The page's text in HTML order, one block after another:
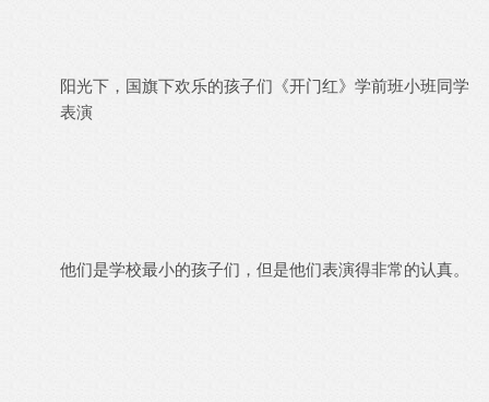
阳光下，国旗下欢乐的孩子们《开门红》学前班小班同学
表演
他们是学校最小的孩子们，但是他们表演得非常的认真。